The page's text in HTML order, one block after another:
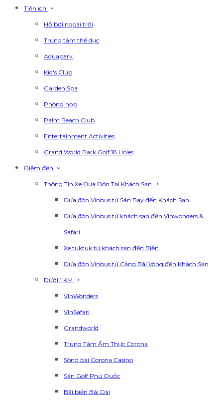
Tiện ích
Hồ bơi ngoài trời
Trung tâm thể dục
Aquapark
Kid's Club
Garden Spa
Phòng họp
Palm Beach Club
Entertainment Activities
Grand World Park Golf 18 Holes
Điểm đến
Thông Tin Xe Đưa Đón Tại Khách Sạn
Đưa đón Vinbus từ Sân Bay đến Khách Sạn
Đưa đón Vinbus từ khách sạn đến Vinwonders &
Safari
Xe tuktuk từ khách sạn đến Biển
Đưa đón Vinbus từ Cảng Bãi Vòng đến Khách Sạn
Dưới 1 KM
VinWonders
VinSafari
Grandworld
Trung Tâm Ẩm Thực Corona
Sòng bài Corona Casino
Sân Golf Phú Quốc
Bãi biển Bãi Dài